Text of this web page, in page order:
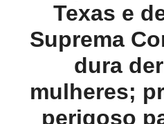
Texas e
Suprema
dura
mulheres;
perigoso